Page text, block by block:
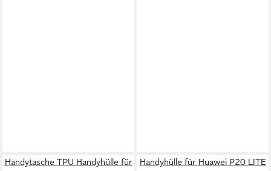
Handytasche TPU Handyhülle für
Handyhülle für Huawei P20 LITE